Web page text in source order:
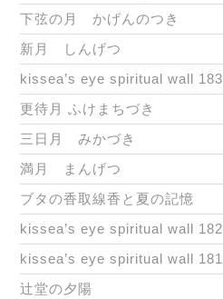
下弦の月 かげんのつき
新月 しんげつ
kissea’s eye spiritual wall 183
更待月 ふけまちづき
三日月 みかづき
満月 まんげつ
ブタの香取線香と夏の記憶
kissea’s eye spiritual wall 182
kissea’s eye spiritual wall 181
辻堂の夕陽